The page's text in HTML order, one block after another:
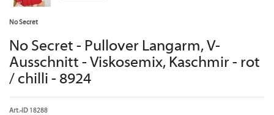
No Secret
No Secret - Pullover Langarm, V-
Ausschnitt - Viskosemix, Kaschmir - rot
/ chilli - 8924
Art.-ID 18288